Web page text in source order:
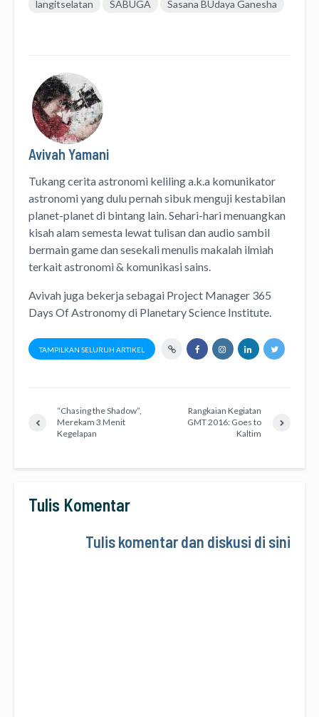
langitselatan
SABUGA Sasana BUdaya Ganesha
Avivah Yamani
Tukang cerita astronomi kelilinga.k.a komunikator
astronomiyang dulu pernah sibuk menguji kestabilan
planet-planet di bintang lain. Sehari-hari menuangkan
kisah alam semesta lewattulisandanaudio sambil
bermain game dan sesekali menulis makalah ilmiah
terkait astronomi & komunikasi sains.
Avivah juga bekerja sebagai Project Manager 365
Days Of Astronomydi Planetary Science Institute.
TAMPILKAN SELURUH ARTIKEL
“Chasing the Shadow”,
Merekam 3 Menit
Kegelapan
Rangkaian Kegiatan
GMT 2016: Goes to
Kaltim
Tulis Komentar
Tulis komentar dan diskusi di sini